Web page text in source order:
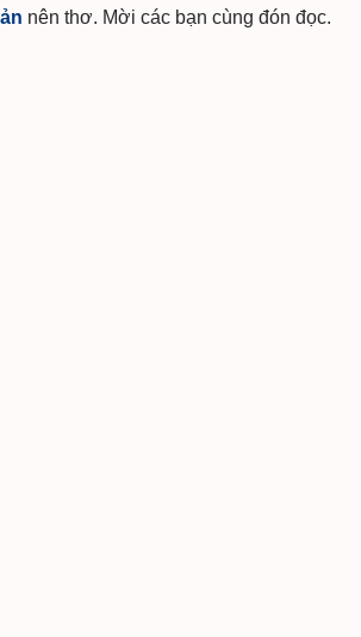
nên thơ. Mời các bạn cùng đón đọc.